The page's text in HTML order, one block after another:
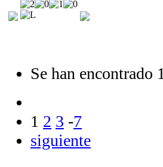
Se han encontrado
1 2 3 -7
siguiente